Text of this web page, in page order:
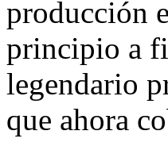
producción
principio a
legendario
que ahora